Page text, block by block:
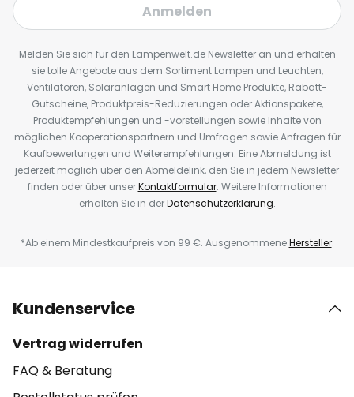
Anmelden
Melden Sie sich für den Lampenwelt.de Newsletter an und erhalten
sie tolle Angebote aus dem Sortiment Lampen und Leuchten,
Ventilatoren, Solaranlagen und Smart Home Produkte, Rabatt-
Gutscheine, Produktpreis-Reduzierungen oder Aktionspakete,
Produktempfehlungen und -vorstellungen sowie Inhalte von
möglichen Kooperationspartnern und Umfragen sowie Anfragen für
Kaufbewertungen und Weiterempfehlungen. Eine Abmeldung ist
jederzeit möglich über den Abmeldelink, den Sie in jedem Newsletter
finden oder über unserKontaktformular. Weitere Informationen
erhalten Sie in derDatenschutzerklärung.
*Ab einem Mindestkaufpreis von 99 €. AusgenommeneHersteller.
Kundenservice
Vertrag widerrufen
FAQ & Beratung